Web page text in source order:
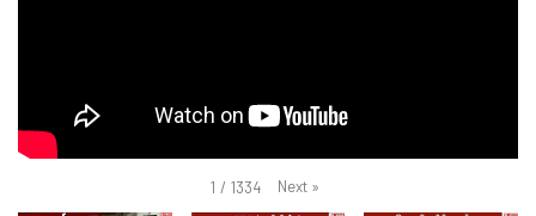
1 / 1334 Next »